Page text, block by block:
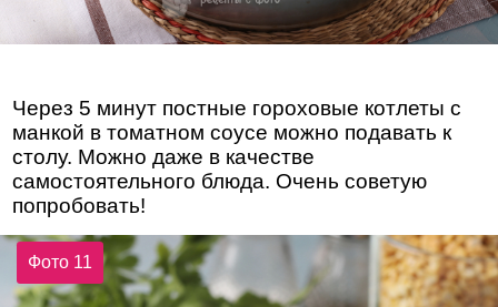
Через 5 минут постные гороховые котлеты с
манкой в томатном соусе можно подавать к
столу. Можно даже в качестве
самостоятельного блюда. Очень советую
попробовать!
Фото 11